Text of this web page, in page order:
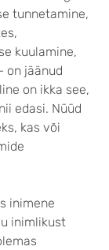
tunnetamine,
kuulamine,
on jäänud
on ikka see,
edasi. Nüüd
kas või
inimene
inimlikust